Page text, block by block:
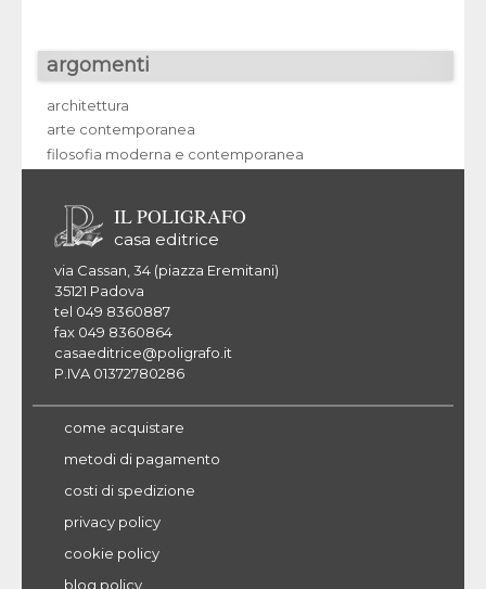
argomenti
architettura
arte contemporanea
filosofia moderna e contemporanea
IL POLIGRAFO
casa editrice
via Cassan, 34 (piazza Eremitani)
35121 Padova
tel 049 8360887
fax 049 8360864
casaeditrice@poligrafo.it
P.IVA 01372780286
come acquistare
metodi di pagamento
costi di spedizione
privacy policy
cookie policy
blog policy